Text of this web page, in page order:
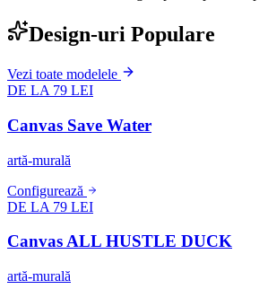
Design-uri Populare
Vezi toate modelele
DE LA 79 LEI
Canvas Save Water
artă-murală
Configurează
DE LA 79 LEI
Canvas ALL HUSTLE DUCK
artă-murală